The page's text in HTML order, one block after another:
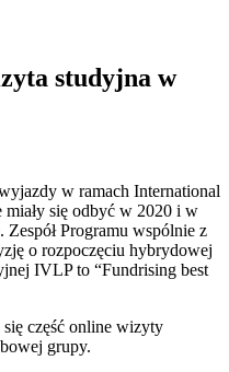
studyjna w
w ramach International
się odbyć w 2020 i w
Zespół Programu wspólnie z
o rozpoczęciu hybrydowej
IVLP to “Fundrising best
się część online wizyty
grupy.